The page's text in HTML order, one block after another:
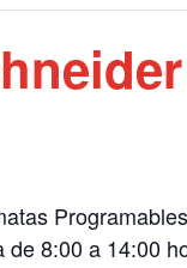
8:00 a 14:00